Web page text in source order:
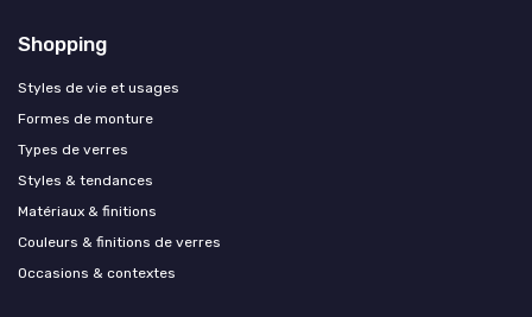
Shopping
Styles de vie et usages
Formes de monture
Types de verres
Styles & tendances
Matériaux & finitions
Couleurs & finitions de verres
Occasions & contextes